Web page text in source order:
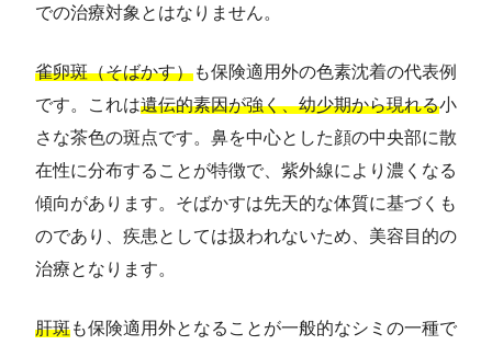
での治療対象とはなりません。
雀卵斑（そばかす）も保険適用外の色素沈着の代表例
です。これは遺伝的素因が強く、幼少期から現れる小
さな茶色の斑点です。鼻を中心とした顔の中央部に散
在性に分布することが特徴で、紫外線により濃くなる
傾向があります。そばかすは先天的な体質に基づくも
のであり、疾患としては扱われないため、美容目的の
治療となります。
肝斑も保険適用外となることが一般的なシミの一種で